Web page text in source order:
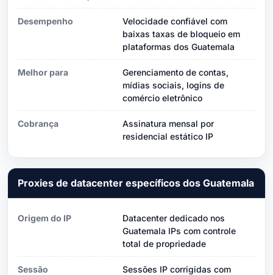
Desempenho
Velocidade confiável com
baixas taxas de bloqueio em
plataformas dos Guatemala
Melhor para
Gerenciamento de contas,
mídias sociais, logins de
comércio eletrônico
Cobrança
Assinatura mensal por
residencial estático IP
Proxies de datacenter específicos dos Guatemala
Origem do IP
Datacenter dedicado nos
Guatemala IPs com controle
total de propriedade
Sessão
Sessões IP corrigidas com